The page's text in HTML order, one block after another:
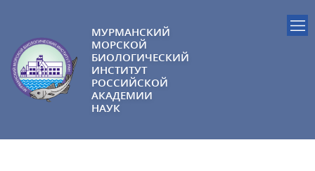
МУРМАНСКИЙ
МОРСКОЙ
БИОЛОГИЧЕСКИЙ
ИНСТИТУТ
РОССИЙСКОЙ
АКАДЕМИИ
НАУК